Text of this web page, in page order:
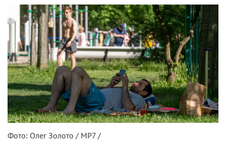
Фото: Олег Золото / МР7 /